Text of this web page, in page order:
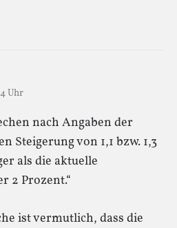
Uhr
nach Angaben der
Steigerung von 1,1 bzw. 1,3
als die aktuelle
2 Prozent.“
ist vermutlich, dass die